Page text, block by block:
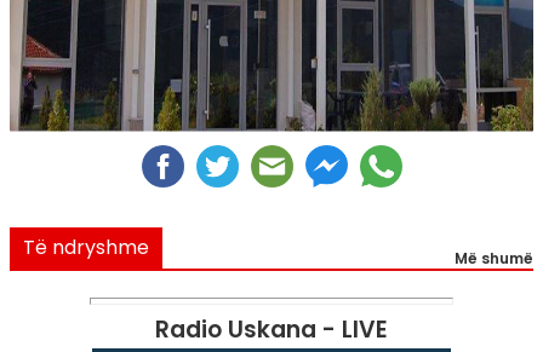
Të ndryshme Më shumë
Radio Uskana - LIVE